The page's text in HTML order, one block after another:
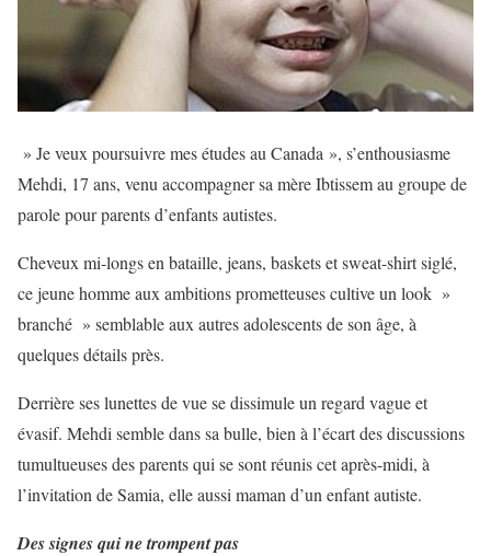
» Je veux poursuivre mes études au Canada », s’enthousiasme
Mehdi, 17 ans, venu accompagner sa mère Ibtissem au groupe de
parole pour parents d’enfants autistes.
Cheveux mi-longs en bataille, jeans, baskets et sweat-shirt siglé,
ce jeune homme aux ambitions prometteuses cultive un look »
branché » semblable aux autres adolescents de son âge, à
quelques détails près.
Derrière ses lunettes de vue se dissimule un regard vague et
évasif. Mehdi semble dans sa bulle, bien à l’écart des discussions
tumultueuses des parents qui se sont réunis cet après-midi, à
l’invitation de Samia, elle aussi maman d’un enfant autiste.
Des signes qui ne trompent pas